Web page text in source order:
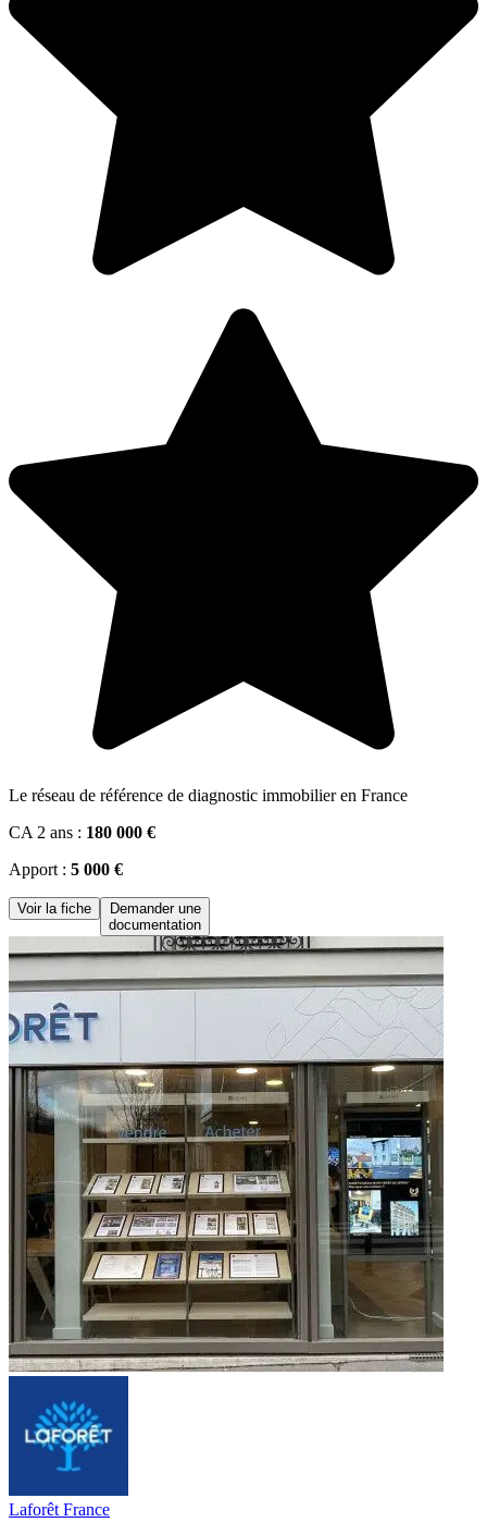
Le réseau de référence de diagnostic immobilier en France
CA 2 ans : 180 000 €
Apport : 5 000 €
Voir la fiche
Demander une
documentation
Laforêt France